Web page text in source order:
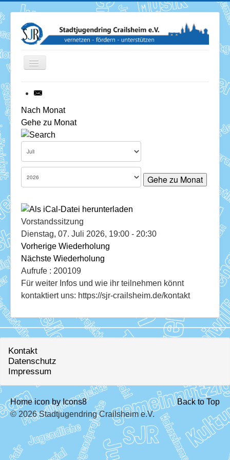
Toggle
News
Termine
Über uns
Services
Download
Ausleihe
Ratskeller
Nach Monat
Gehe zu Monat
Gehe zu Monat
Vorstandssitzung
Dienstag, 07. Juli 2026, 19:00 - 20:30
Vorherige Wiederholung
Nächste Wiederholung
Aufrufe : 200109
Für weiter Infos und wie ihr teilnehmen könnt
kontaktiert uns: https://sjr-crailsheim.de/kontakt
Kontakt
Datenschutz
Impressum
Home icon by Icons8
Back to Top
© 2026 Stadtjugendring Crailsheim e.V.